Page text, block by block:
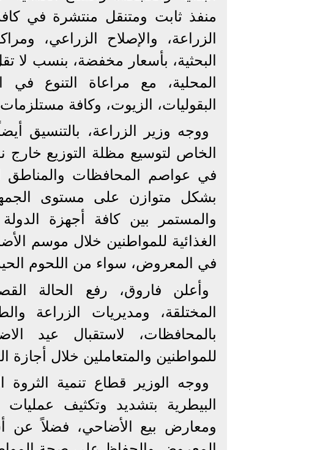
منفذ ثابت ومتنقل منتشرة في
الزراعة، والإصلاح الزراعي،
المحلية، مع مراعاة التنوع
البقوليات، الزيوت، وكافة
ووجه وزير الزراعة، بالتنسيق
الخاص لتوسيع مظلة التوزيع خارج
في عواصم المحافظات والمناطق
بشكل متوازن على مستوى
والمستمر بين كافة أجهزة الدولة
الغذائية للمواطنين خلال موسم
في المعروض، سواء من اللحوم
وأعلن فاروق، رفع الحالة
المختلقة، ومديريات الزراعة
بالمحافظات، لاستقبال عيد
للمواطنين والمتعاملين خلال أجازة
ووجه الوزير قطاع تنمية الثروة
البيطرية بتشديد وتكثيف
ومعارض بيع الأضاحي، فضلاً عن